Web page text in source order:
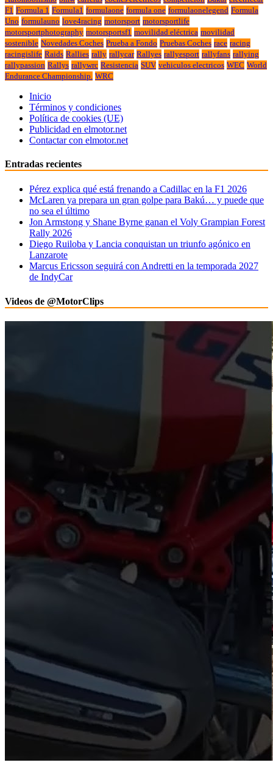
F1 Formula 1 Formula1 formulaone formula one formulaonelegend Formula
Uno formulauno love4racing motorsport motorsportlife
motorsportphotography motorsportsf1 movilidad eléctrica movilidad
sostenible Novedades Coches Prueba a Fondo Pruebas Coches race racing
racingislife Raids Rallies rally rallycar Rallyes rallyesport rallyfans rallying
rallypassion Rallys rallywrc Resistencia SUV vehiculos electricos WEC World
Endurance Championship. WRC
Inicio
Términos y condiciones
Política de cookies (UE)
Publicidad en elmotor.net
Contactar con elmotor.net
Entradas recientes
Pérez explica qué está frenando a Cadillac en la F1 2026
McLaren ya prepara un gran golpe para Bakú… y puede que
no sea el último
Jon Armstong y Shane Byrne ganan el Voly Grampian Forest
Rally 2026
Diego Ruiloba y Lancia conquistan un triunfo agónico en
Lanzarote
Marcus Ericsson seguirá con Andretti en la temporada 2027
de IndyCar
Videos de @MotorClips